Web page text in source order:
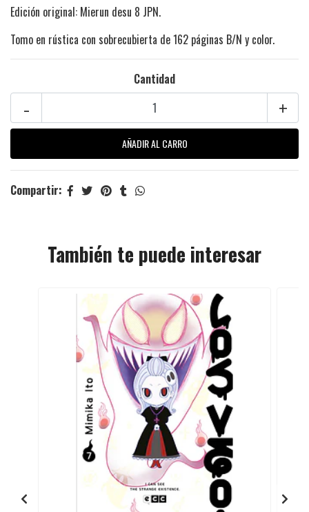
Edición original: Mierun desu 8 JPN.
Tomo en rústica con sobrecubierta de 162 páginas B/N y color.
Cantidad
+
-
Compartir:
También te puede interesar